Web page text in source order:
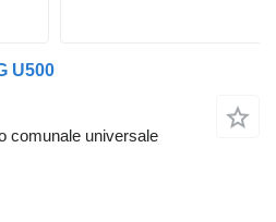
U500
comunale universale